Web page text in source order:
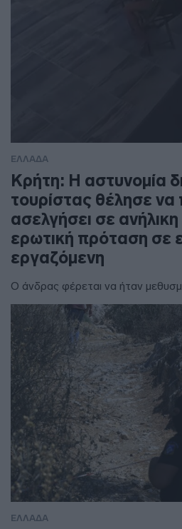
ΕΛΛΑΔΑ
Κρήτη: Η αστυνομία
τουρίστας θέλησε να
ασελγήσει σε
ερωτική πρόταση σε
εργαζόμενη
Ο άνδρας φέρεται να ήταν
ΕΛΛΑΔΑ